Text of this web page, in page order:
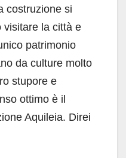
costruzione si
visitare la città e
patrimonio
da culture molto
stupore e
ottimo è il
Aquileia. Direi